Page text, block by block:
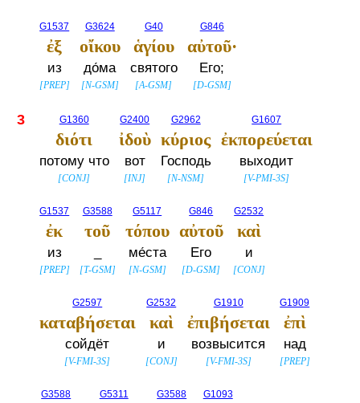
G1537
ἐξ
из
[PREP]
G3624
οἴκου
до́ма
[N-GSM]
G40
ἁγίου
святого
[A-GSM]
G846
αὐτοῦ·
Его;
[D-GSM]
3 G1360
διότι
потому что
[CONJ]
G2400
ἰδοὺ
вот
[INJ]
G2962
κύριος
Господь
[N-NSM]
G1607
ἐκπορεύεται
выходит
[V-PMI-3S]
G1537
ἐκ
из
[PREP]
G3588
τοῦ
[T-GSM]
G5117
τόπου
ме́ста
[N-GSM]
G846
αὐτοῦ
Его
[D-GSM]
G2532
καὶ
и
[CONJ]
G2597
καταβήσεται
сойдёт
[V-FMI-3S]
G2532
καὶ
и
[CONJ]
G1910
ἐπιβήσεται
возвысится
[V-FMI-3S]
G1909
ἐπὶ
над
[PREP]
G3588 G5311 G3588 G1093